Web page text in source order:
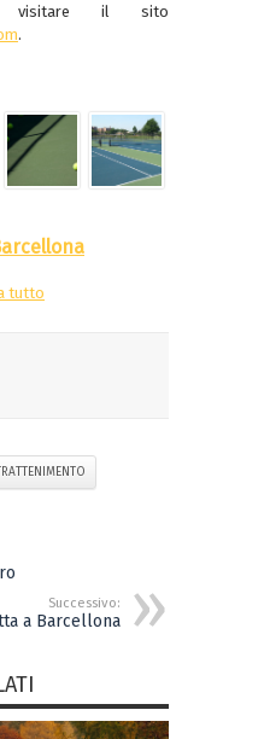
il sito
.
tutto
Successivo:
a Barcellona